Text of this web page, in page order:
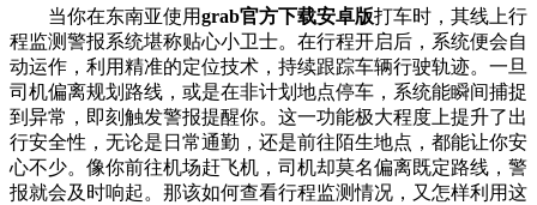
当你在东南亚使用grab官方下载安卓版打车时，其线上行
程监测警报系统堪称贴心小卫士。在行程开启后，系统便会自
动运作，利用精准的定位技术，持续跟踪车辆行驶轨迹。一旦
司机偏离规划路线，或是在非计划地点停车，系统能瞬间捕捉
到异常，即刻触发警报提醒你。这一功能极大程度上提升了出
行安全性，无论是日常通勤，还是前往陌生地点，都能让你安
心不少。像你前往机场赶飞机，司机却莫名偏离既定路线，警
报就会及时响起。那该如何查看行程监测情况，又怎样利用这